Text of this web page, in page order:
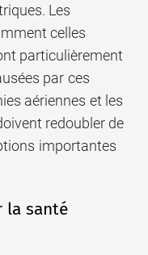
Les
celles
particulièrement
par ces
aériennes et les
redoubler de
importantes
la santé